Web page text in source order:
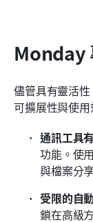
Monday
儘管具有靈活
可擴展性與使用
通訊工具
功能。使
與檔案分
受限的自
鎖在高級